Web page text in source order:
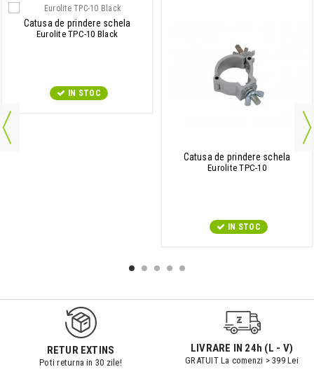
Catusa de prindere schela
Eurolite TPC-10 Black
IN STOC
Catusa de prindere schela
Eurolite TPC-10
IN STOC
RETUR EXTINS
Poti returna in 30 zile!
LIVRARE IN 24h (L - V)
GRATUIT La comenzi > 399 Lei